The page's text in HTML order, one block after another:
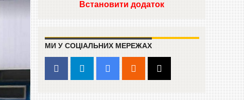
Встановити додаток
МИ У СОЦІАЛЬНИХ МЕРЕЖАХ